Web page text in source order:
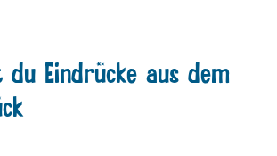
Eindrücke aus dem